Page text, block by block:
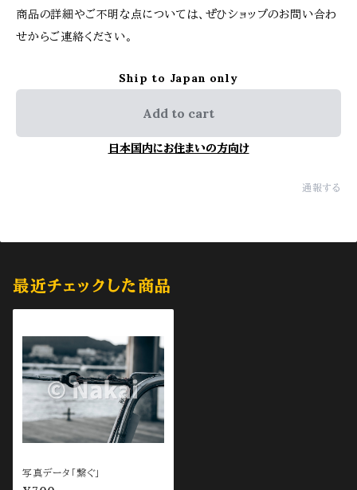
商品の詳細やご不明な点については、ぜひショップのお問い合わ
せからご連絡ください。
Ship to Japan only
Add to cart
日本国内にお住まいの方向け
通報する
最近チェックした商品
写真データ「繋ぐ」